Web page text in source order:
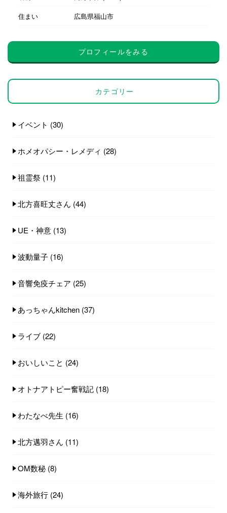
住まい
広島県福山市
プロフィールをみる
カテゴリー
イベント (30)
ホメオパシー・レメディ (28)
祖霊祭 (11)
北方喜旺丈さん (44)
UE・神意 (13)
波動量子 (16)
音響免疫チェア (25)
あっちゃんkitchen (37)
ライブ (22)
おいしいこと (24)
オトナアトピー奮戦記 (18)
わたなべ先生 (16)
北方邁羽さん (11)
OM数秘 (8)
海外旅行 (24)